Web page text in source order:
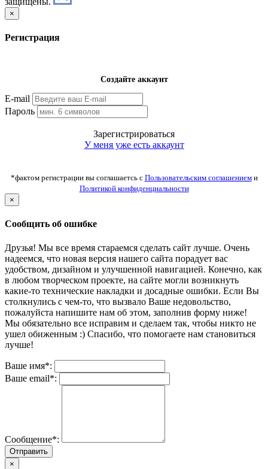
×
Регистрация
Создайте аккаунт
E-mail
Пароль
Зарегистрироваться
У меня уже есть аккаунт
*фактом регистрации вы соглашаетсь с Пользовательским соглашениеми
Политикой конфиденциальности
×
Сообщить об ошибке
Друзья! Мы все время стараемся сделать сайт лучше. Очень
надеемся, что новая версия нашего сайта порадует вас
удобством, дизайном и улучшенной навигацией. Конечно, как
в любом творческом проекте, на сайте могли возникнуть
какие-то технические накладки и досадные ошибки. Если Вы
столкнулись с чем-то, что вызвало Ваше недовольство,
пожалуйста напишите нам об этом, заполнив форму ниже!
Мы обязательно все исправим и сделаем так, чтобы никто не
ушел обиженным :) Спасибо, что помогаете нам становиться
лучше!
Ваше имя*:
Ваше email*:
Сообщение*:
Отправить
×